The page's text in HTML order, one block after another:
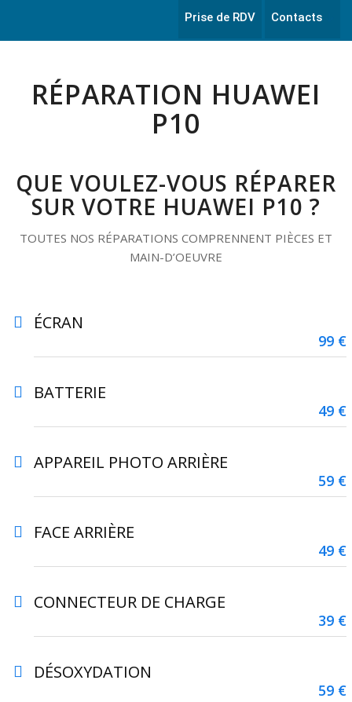
Prise de RDV Contacts
RÉPARATION HUAWEI
P10
QUE VOULEZ-VOUS RÉPARER
SUR VOTRE HUAWEI P10 ?
TOUTES NOS RÉPARATIONS COMPRENNENT PIÈCES ET
MAIN-D’OEUVRE
ÉCRAN
99 €
BATTERIE
49 €
APPAREIL PHOTO ARRIÈRE
59 €
FACE ARRIÈRE
49 €
CONNECTEUR DE CHARGE
39 €
DÉSOXYDATION
59 €